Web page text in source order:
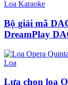
Loa Karaoke
Bộ giải mã
DreamPlay
Loa
Lựa chọn loa